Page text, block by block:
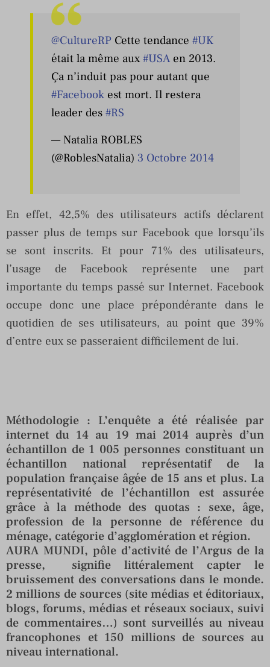
@CultureRP Cette tendance #UK
était la même aux #USA en 2013.
Ça n’induit pas pour autant que
#Facebook est mort. Il restera
leader des #RS
— Natalia ROBLES
(@RoblesNatalia) 3 Octobre 2014
En effet, 42,5% des utilisateurs actifs déclarent
passer plus de temps sur Facebook que lorsqu’ils
se sont inscrits. Et pour 71% des utilisateurs,
l’usage de Facebook représente une part
importante du temps passé sur Internet. Facebook
occupe donc une place prépondérante dans le
quotidien de ses utilisateurs, au point que 39%
d’entre eux se passeraient difficilement de lui.
Méthodologie : L’enquête a été réalisée par
internet du 14 au 19 mai 2014 auprès d’un
échantillon de 1 005 personnes constituant un
échantillon national représentatif de la
population française âgée de 15 ans et plus. La
représentativité de l’échantillon est assurée
grâce à la méthode des quotas : sexe, âge,
profession de la personne de référence du
ménage, catégorie d’agglomération et région.
AURA MUNDI, pôle d’activité de l’Argus de la
presse, signifie littéralement capter le
bruissement des conversations dans le monde.
2 millions de sources (site médias et éditoriaux,
blogs, forums, médias et réseaux sociaux, suivi
de commentaires…) sont surveillés au niveau
francophones et 150 millions de sources au
niveau international.